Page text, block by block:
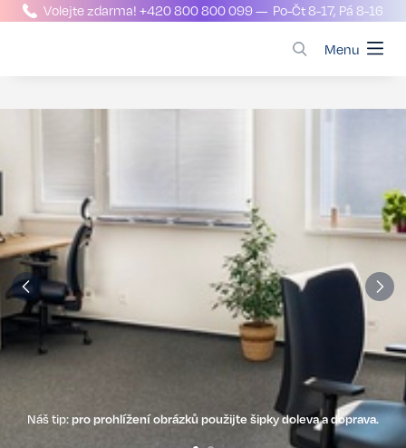
Volejte zdarma!+420 800 800 099— Po-Čt 8-17, Pá 8-16
Menu
Náš tip:pro prohlížení obrázků použijte šipky doleva a doprava.